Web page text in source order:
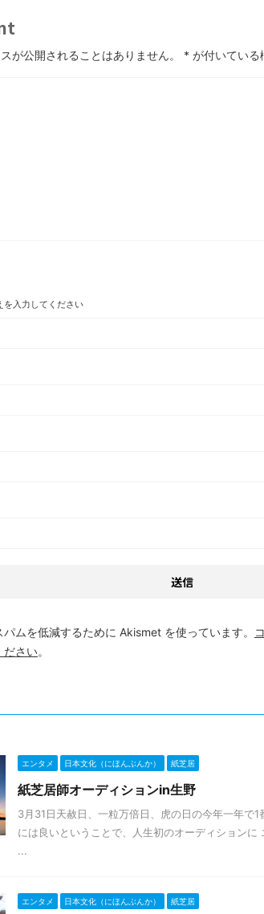
が公開されることはありません。 * が付いている
を入力してください
パムを低減するために Akismet を使っています。
ださい。
エンタメ 日本文化（にほんぶんか） 紙芝居
紙芝居師オーディションin生野
3月31日天赦日、一粒万倍日、虎の日の今年一年で
には良いということで、人生初のオーディションに
...
エンタメ 日本文化（にほんぶんか） 紙芝居